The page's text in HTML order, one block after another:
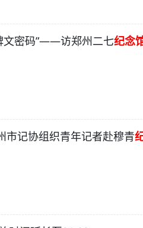
文密码”——访郑州二七纪念
市记协组织青年记者赴穆青